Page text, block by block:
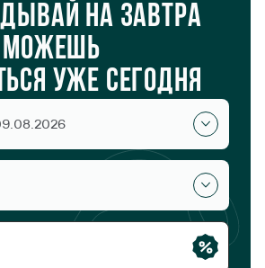
на завтра
можешь
уже сегодня